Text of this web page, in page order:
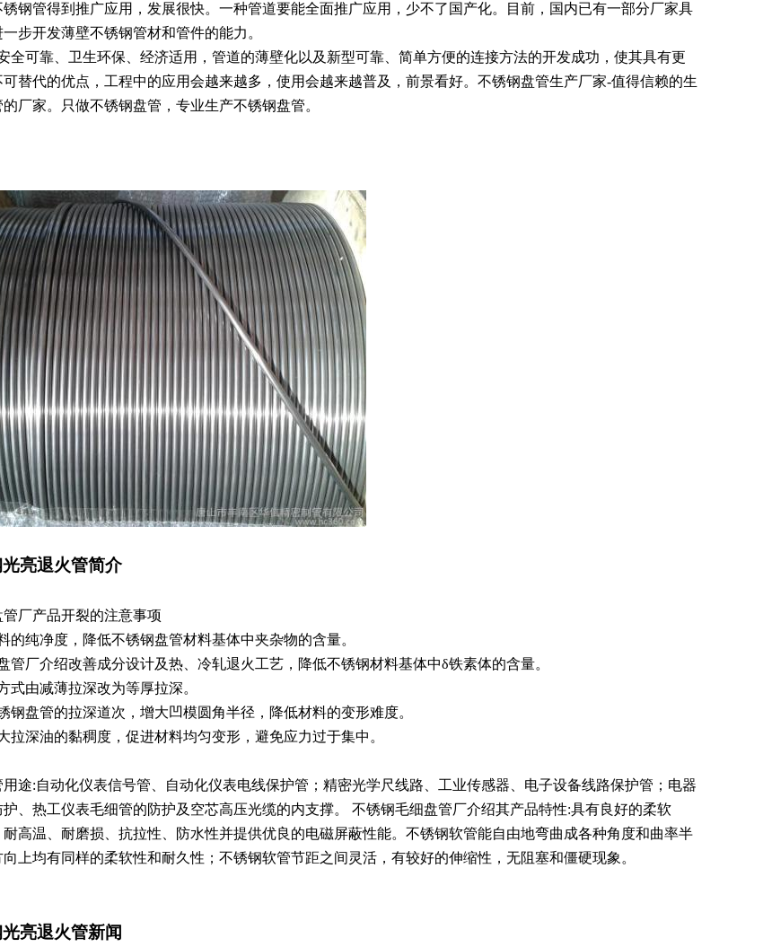
钢管得到推广应用，发展很快。一种管道要能全面推广应用，少不了国产化。目前，国内已有一部分厂家具
步开发薄壁不锈钢管材和管件的能力。
可靠、卫生环保、经济适用，管道的薄壁化以及新型可靠、简单方便的连接方法的开发成功，使其具有更
替代的优点，工程中的应用会越来越多，使用会越来越普及，前景看好。不锈钢盘管生产厂家-值得信赖的生
厂家。只做不锈钢盘管，专业生产不锈钢盘管。
亮退火管简介
厂产品开裂的注意事项
的纯净度，降低不锈钢盘管材料基体中夹杂物的含量。
管厂介绍改善成分设计及热、冷轧退火工艺，降低不锈钢材料基体中δ铁素体的含量。
式由减薄拉深改为等厚拉深。
钢盘管的拉深道次，增大凹模圆角半径，降低材料的变形难度。
拉深油的黏稠度，促进材料均匀变形，避免应力过于集中。
途:自动化仪表信号管、自动化仪表电线保护管；精密光学尺线路、工业传感器、电子设备线路保护管；电器
、热工仪表毛细管的防护及空芯高压光缆的内支撑。
不锈钢毛细盘管厂介绍其产品特性:具有良好的柔软
高温、耐磨损、抗拉性、防水性并提供优良的电磁屏蔽性能。不锈钢软管能自由地弯曲成各种角度和曲率半
上均有同样的柔软性和耐久性；不锈钢软管节距之间灵活，有较好的伸缩性，无阻塞和僵硬现象。
亮退火管新闻